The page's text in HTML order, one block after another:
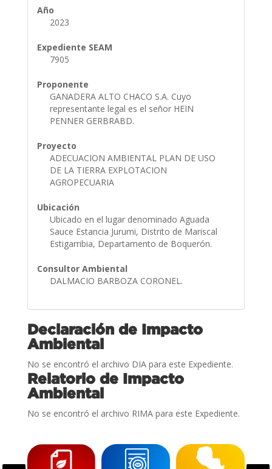
Año
2023
Expediente SEAM
7905
Proponente
GANADERA ALTO CHACO S.A. Cuyo
representante legal es el señor HEIN
PENNER GERBRABD.
Proyecto
ADECUACION AMBIENTAL PLAN DE USO
DE LA TIERRA EXPLOTACION
AGROPECUARIA
Ubicación
Ubicado en el lugar denominado Aguada
Sauce Estancia Jurumi, Distrito de Mariscal
Estigarribia, Departamento de Boquerón.
Consultor Ambiental
DALMACIO BARBOZA CORONEL.
Declaración de Impacto
Ambiental
No se encontró el archivo DIA para este Expediente.
Relatorio de Impacto
Ambiental
No se encontró el archivo RIMA para este Expediente.